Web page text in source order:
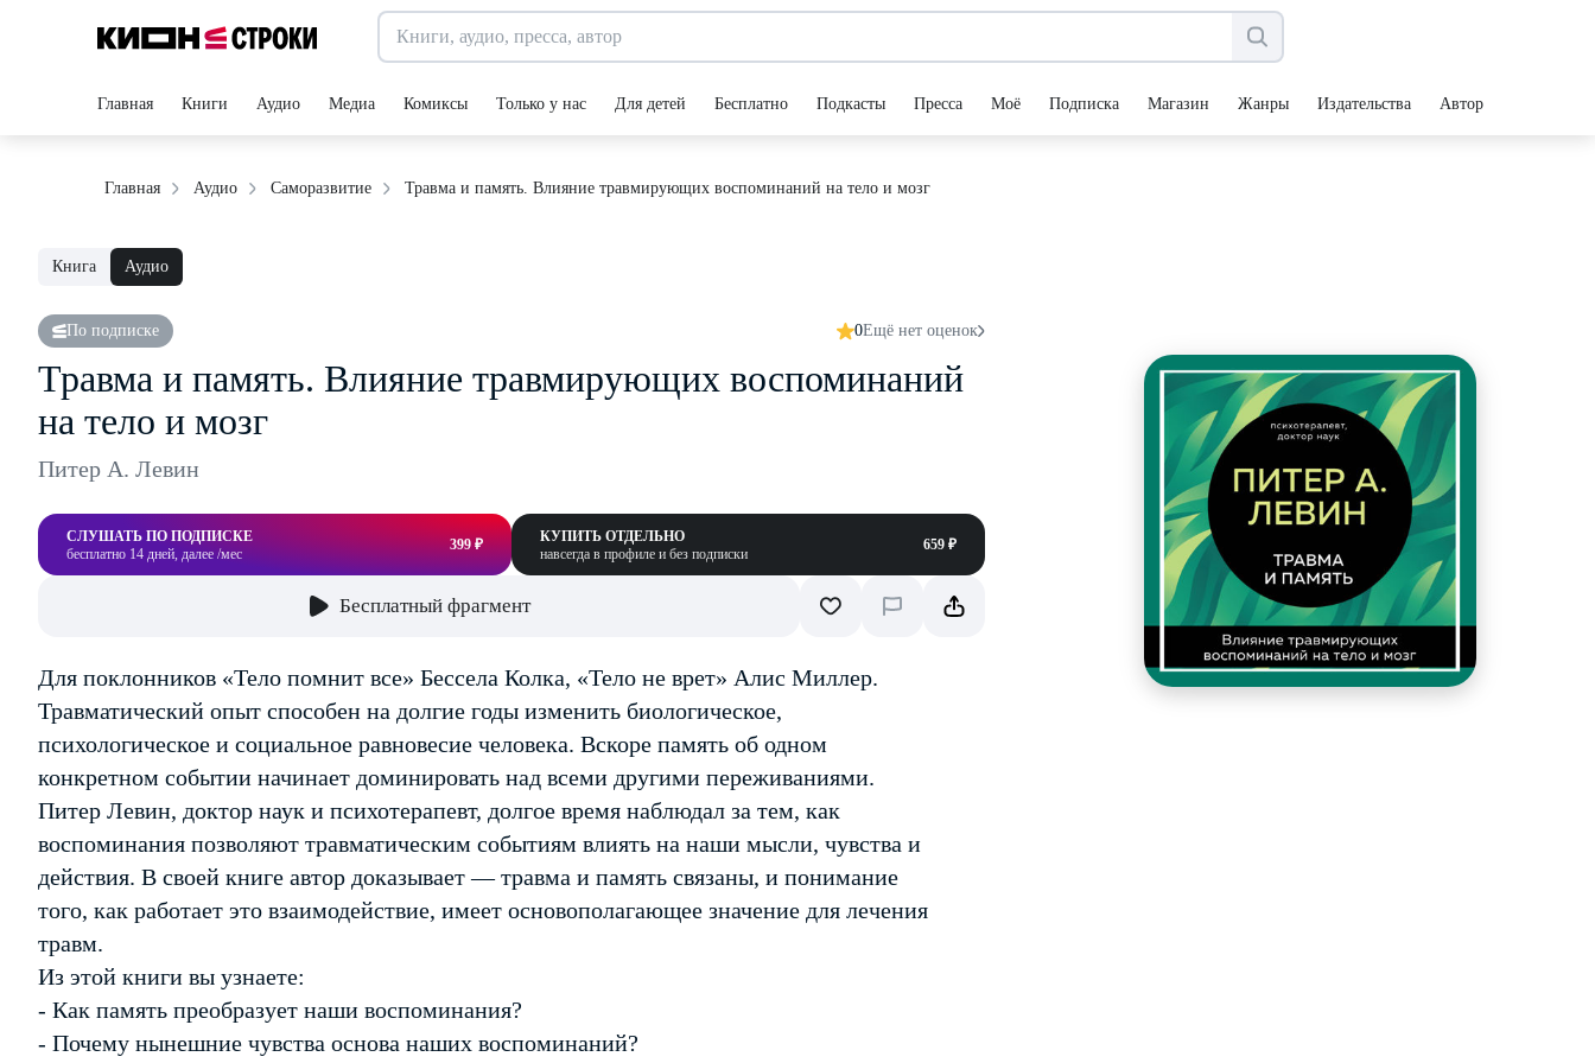
Главная Книги Аудио Медиа Комиксы Только у нас Для детей Бесплатно Подкасты Пресса Моё Подписка Магазин Жанры Издательства Авторы
Главная Аудио Саморазвитие Травма и память. Влияние травмирующих воспоминаний на тело и мозг
Книга Аудио
По подписке 0Ещё нет оценок
Травма и память. Влияние травмирующих воспоминаний
на тело и мозг
Питер А. Левин
СЛУШАТЬ ПО ПОДПИСКЕ
бесплатно 14 дней, далее /мес
399 ₽
КУПИТЬ ОТДЕЛЬНО
навсегда в профиле и без подписки
659 ₽
Бесплатный фрагмент
Для поклонников «Тело помнит все» Бессела Колка, «Тело не врет» Алис Миллер.
Травматический опыт способен на долгие годы изменить биологическое,
психологическое и социальное равновесие человека. Вскоре память об одном
конкретном событии начинает доминировать над всеми другими переживаниями.
Питер Левин, доктор наук и психотерапевт, долгое время наблюдал за тем, как
воспоминания позволяют травматическим событиям влиять на наши мысли, чувства и
действия. В своей книге автор доказывает — травма и память связаны, и понимание
того, как работает это взаимодействие, имеет основополагающее значение для лечения
травм.
Из этой книги вы узнаете:
- Как память преобразует наши воспоминания?
- Почему нынешние чувства основа наших воспоминаний?